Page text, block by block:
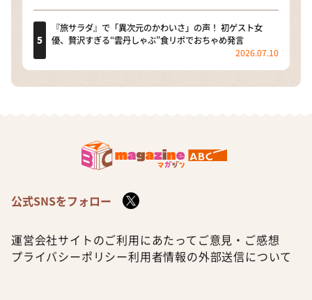
『旅サラダ』で「異次元のかわいさ」の声！ 初ゲスト女
優、贅沢すぎる“雲丹しゃぶ”食リポでおちゃめ発言
2026.07.10
公式SNSをフォロー
運営会社サイトのご利用にあたって ご意見・ご感想
プライバシーポリシー利用者情報の外部送信について